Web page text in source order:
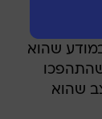
חתם
תל אביב החל מעונת 2009/10 במודע שהוא
שהוא